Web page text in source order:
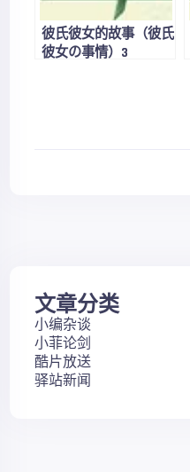
彼氏彼女的故事（彼氏
彼女の事情）3
文章分类
小编杂谈
小菲论剑
酷片放送
驿站新闻